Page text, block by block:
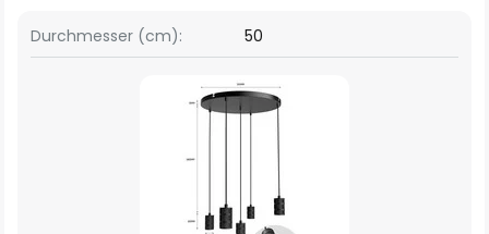
Durchmesser (cm): 50